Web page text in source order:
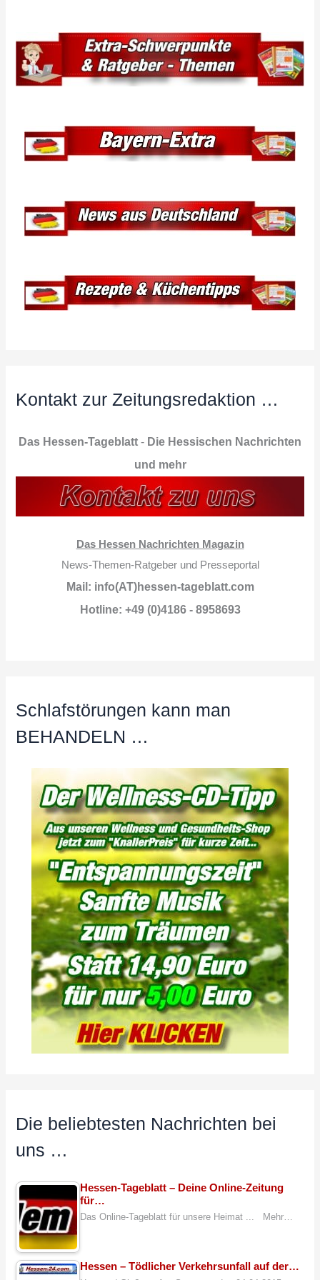
Kontakt zur Zeitungsredaktion …
Das Hessen-Tageblatt - Die Hessischen Nachrichten
und mehr
Das Hessen Nachrichten Magazin
News-Themen-Ratgeber und Presseportal
Mail: info(AT)hessen-tageblatt.com
Hotline: +49 (0)4186 - 8958693
Schlafstörungen kann man
BEHANDELN …
Die beliebtesten Nachrichten bei
uns …
Hessen-Tageblatt – Deine Online-Zeitung
für…
Das Online-Tageblatt für unsere Heimat ... Mehr…
Hessen – Tödlicher Verkehrsunfall auf der…